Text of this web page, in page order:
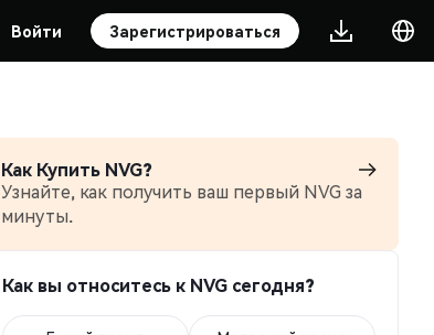
Войти Зарегистрироваться
Как Купить NVG?
Узнайте, как получить ваш первый NVG за
минуты.
Как вы относитесь к NVG сегодня?